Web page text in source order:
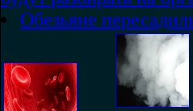
Обезьяне